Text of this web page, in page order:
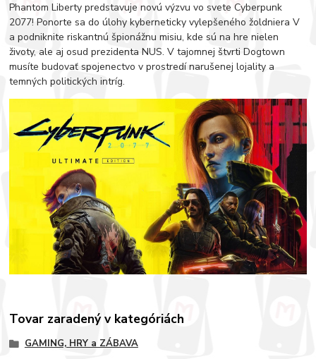
Phantom Liberty predstavuje novú výzvu vo svete Cyberpunk
2077! Ponorte sa do úlohy kyberneticky vylepšeného žoldniera V
a podniknite riskantnú špionážnu misiu, kde sú na hre nielen
životy, ale aj osud prezidenta NUS. V tajomnej štvrti Dogtown
musíte budovať spojenectvo v prostredí narušenej lojality a
temných politických intríg.
Tovar zaradený v kategóriách
GAMING, HRY a ZÁBAVA